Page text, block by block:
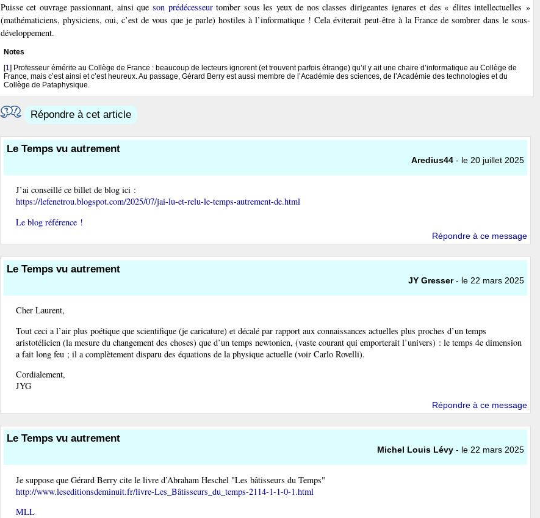
Puisse cet ouvrage passionnant, ainsi que son prédécesseurtomber sous les yeux de nos classes dirigeantes ignares et des « élites intellectuelles »
(mathématiciens, physiciens, oui, c’est de vous que je parle) hostiles à l’informatique ! Cela éviterait peut-être à la France de sombrer dans le sous-
développement.
Notes
[1] Professeur émérite au Collège de France : beaucoup de lecteurs ignorent (et trouvent parfois étrange) qu’il y ait une chaire d’informatique au Collège de
France, mais c’est ainsi et c’est heureux. Au passage, Gérard Berry est aussi membre de l’Académie des sciences, de l’Académie des technologies et du
Collège de Pataphysique.
Répondre à cet article
Le Temps vu autrement
Aredius44 - le 20 juillet 2025
J’ai conseillé ce billet de blog ici :
https://lefenetrou.blogspot.com/2025/07/jai-lu-et-relu-le-temps-autrement-de.html
Le blog référence !
Répondre à ce message
Le Temps vu autrement
JY Gresser- le 22 mars 2025
Cher Laurent,
Tout ceci a l’air plus poétique que scientifique (je caricature) et décalé par rapport aux connaissances actuelles plus proches d’un temps
aristotélicien (la mesure du changement des choses) que d’un temps newtonien, (vaste courant qui emporterait l’univers) : le temps 4e dimension
a fait long feu ; il a complètement disparu des équations de la physique actuelle (voir Carlo Rovelli).
Cordialement,
JYG
Répondre à ce message
Le Temps vu autrement
Michel Louis Lévy - le 22 mars 2025
Je suppose que Gérard Berry cite le livre d’Abraham Heschel "Les bâtisseurs du Temps"
http://www.leseditionsdeminuit.fr/livre-Les_Bâtisseurs_du_temps-2114-1-1-0-1.html
MLL